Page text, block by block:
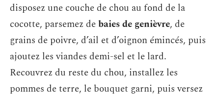
disposez une couche de chou au fond de la
cocotte, parsemez debaies de genièvre, de
grains de poivre, d’ail et d’oignon émincés, puis
ajoutez les viandes demi-sel et le lard.
Recouvrez du reste du chou, installez les
pommes de terre, le bouquet garni, puis versez